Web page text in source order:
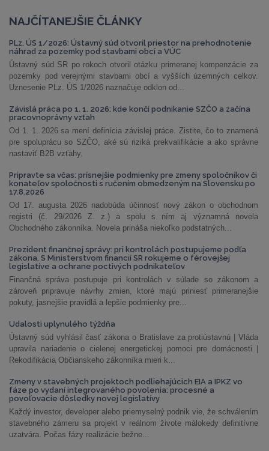
NAJČÍTANEJŠIE ČLÁNKY
PLz. ÚS 1/2026: Ústavný súd otvoril priestor na prehodnotenie
náhrad za pozemky pod stavbami obcí a VÚC
Ústavný súd SR po rokoch otvoril otázku primeranej kompenzácie za
pozemky pod verejnými stavbami obcí a vyšších územných celkov.
Uznesenie PLz. ÚS 1/2026 naznačuje odklon od...
Závislá práca po 1. 1. 2026: kde končí podnikanie SZČO a začína
pracovnoprávny vzťah
Od 1. 1. 2026 sa mení definícia závislej práce. Zistite, čo to znamená
pre spoluprácu so SZČO, aké sú riziká prekvalifikácie a ako správne
nastaviť B2B vzťahy.
Pripravte sa včas: prísnejšie podmienky pre zmeny spoločníkov či
konateľov spoločnosti s ručením obmedzeným na Slovensku po
17.8.2026
Od 17. augusta 2026 nadobúda účinnosť nový zákon o obchodnom
registri (č. 29/2026 Z. z.) a spolu s ním aj významná novela
Obchodného zákonníka. Novela prináša niekoľko podstatných...
Prezident finančnej správy: pri kontrolách postupujeme podľa
zákona. S Ministerstvom financií SR rokujeme o férovejšej
legislatíve a ochrane poctivých podnikateľov
Finančná správa postupuje pri kontrolách v súlade so zákonom a
zároveň pripravuje návrhy zmien, ktoré majú priniesť primeranejšie
pokuty, jasnejšie pravidlá a lepšie podmienky pre...
Udalosti uplynulého týždňa
Ústavný súd vyhlásil časť zákona o Bratislave za protiústavnú | Vláda
upravila nariadenie o cielenej energetickej pomoci pre domácnosti |
Rekodifikácia Občianskeho zákonníka mieri k...
Zmeny v stavebných projektoch podliehajúcich EIA a IPKZ vo
fáze po vydaní integrovaného povolenia: procesné a
povoľovacie dôsledky novej legislatívy
Každý investor, developer alebo priemyselný podnik vie, že schválením
stavebného zámeru sa projekt v reálnom živote málokedy definitívne
uzatvára. Počas fázy realizácie bežne...